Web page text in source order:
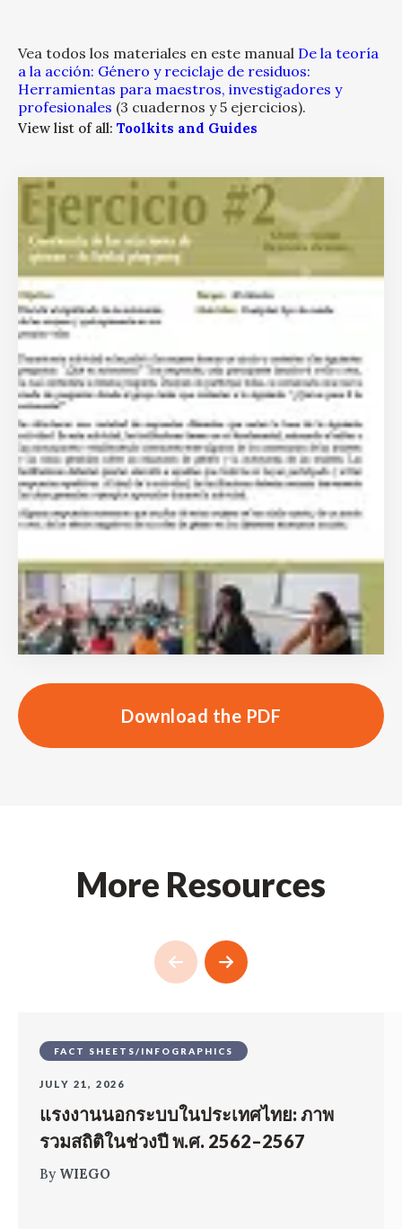
Vea todos los materiales en este manual De la teoría
a la acción: Género y reciclaje de residuos:
Herramientas para maestros, investigadores y
profesionales (3 cuadernos y 5 ejercicios).
View list of all: Toolkits and Guides
Download the PDF
More Resources
FACT SHEETS/INFOGRAPHICS
JULY 21, 2026
แรงงานนอกระบบในประเทศไทย: ภาพ
รวมสถิติในช่วงปี พ.ศ. 2562–2567
By WIEGO